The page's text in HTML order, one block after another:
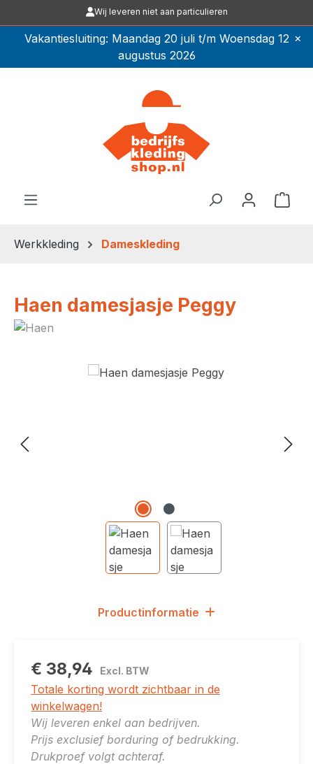
Ga naar de hoofdinhoudWij leveren niet aan particulieren
Vakantiesluiting: Maandag 20 juli t/m Woensdag 12
augustus 2026
×
Werkkleding Dameskleding
Haen damesjasje Peggy
Afbeeldingengalerij overslaan
Productinformatie
€ 38,94 Excl. BTW
Totale korting wordt zichtbaar in de
winkelwagen!
Wij leveren enkel aan bedrijven.
Prijs exclusief borduring of bedrukking.
Drukproef volgt achteraf.